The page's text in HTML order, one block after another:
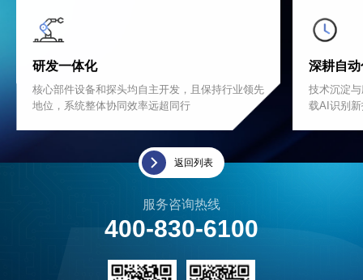
研发一体化
核心部件设备和探头均自主开发，且保持行业领先
地位，系统整体协同效率远超同行
深耕自
技术沉淀
载AI识别
返回列表
服务咨询热线
400-830-6100